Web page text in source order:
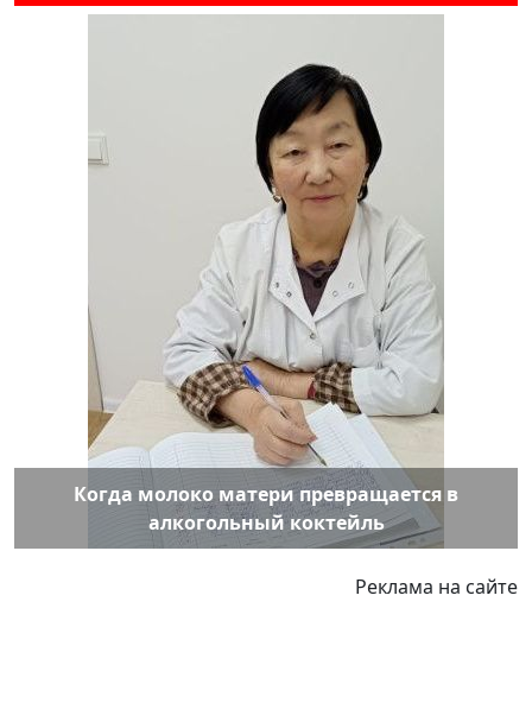
Когда молоко матери превращается в
алкогольный коктейль
Реклама на сайте